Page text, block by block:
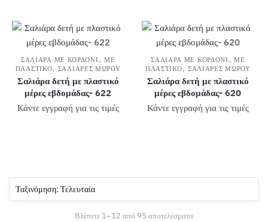
ΣΑΛΙΆΡΑ ΜΕ ΚΟΡΔΌΝΙ , ΜΕ
ΠΛΑΣΤΙΚΌ, ΣΑΛΙΆΡΕΣ ΜΩΡΟΎ
Σαλιάρα δετή με πλαστικό
μέρες εβδομάδας- 622
Κάντε εγγραφή για τις τιμές
ΣΑΛΙΆΡΑ ΜΕ ΚΟΡΔΌΝΙ ,ΜΕ
ΠΛΑΣΤΙΚΌ, ΣΑΛΙΆΡΕΣ ΜΩΡΟΎ
Σαλιάρα δετή με πλαστικό
μέρες εβδομάδας- 620
Κάντε εγγραφή για τις τιμές
Βλέπετε 1–12 από 95 αποτελέσματαSorted